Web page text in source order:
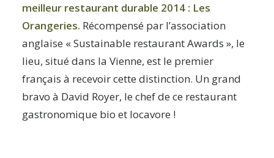
meilleur restaurant durable 2014 : Les
Orangeries. Récompensé par l’association
anglaise « Sustainable restaurant Awards », le
lieu, situé dans la Vienne, est le premier
français à recevoir cette distinction. Un grand
bravo à David Royer, le chef de ce restaurant
gastronomique bio et locavore !